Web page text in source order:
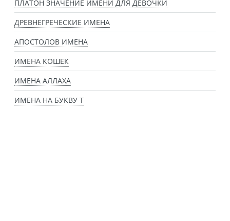
ПЛАТОН ЗНАЧЕНИЕ ИМЕНИ ДЛЯ ДЕВОЧКИ
ДРЕВНЕГРЕЧЕСКИЕ ИМЕНА
АПОСТОЛОВ ИМЕНА
ИМЕНА КОШЕК
ИМЕНА АЛЛАХА
ИМЕНА НА БУКВУ Т